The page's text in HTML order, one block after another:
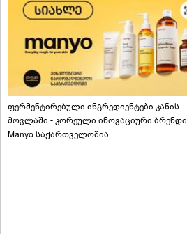
ფერმენტირებული ინგრედიენტები კანის
მოვლაში - კორეული ინოვაციური ბრენდი
Manyo საქართველოშია